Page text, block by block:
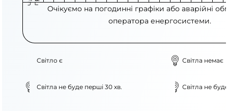
Очікуємо на погодинні графіки або аварійні
оператора енергосистеми.
Світло є Світла немає
Світла не буде перші 30 хв. Світла не